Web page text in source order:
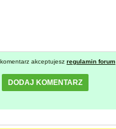
akceptujesz regulamin forum
DODAJ KOMENTARZ